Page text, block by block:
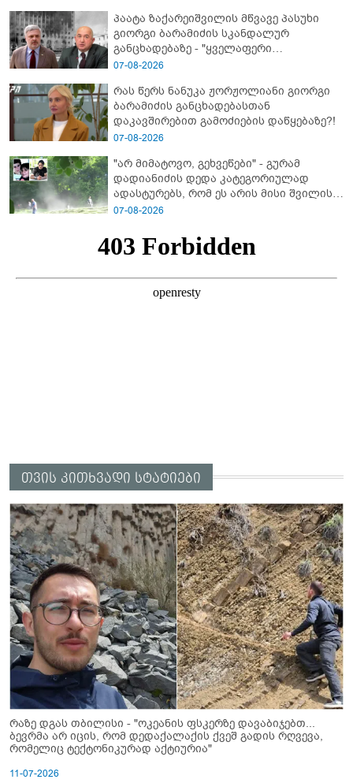
პაატა ზაქარეიშვილის მწვავე პასუხი
გიორგი ბარამიძის სკანდალურ
განცხადებაზე - "ყველაფერი
დეტალურად ვიცი... კამანში მოკლული
ბარამიძე კი ტყუის"
07-08-2026
რას წერს ნანუკა ჟორჟოლიანი გიორგი
ბარამიძის განცხადებასთან
დაკავშირებით გამოძიების დაწყებაზე?!
07-08-2026
"არ მიმატოვო, გეხვეწები" - გუ­რა­მ
დადიანიძის დედა კა­ტე­გო­რი­უ­ლად
ადას­ტუ­რებს, რომ ეს არის მისი შვი­ლის
ხმა
07-08-2026
თვის კითხვადი სტატიები
რაზე დგას თბილისი - "ოკეანის ფსკერზე დავაბიჯებთ...
ბევრმა არ იცის, რომ დედაქალაქის ქვეშ გადის რღვევა,
რომელიც ტექტონიკურად აქტიურია"
11-07-2026